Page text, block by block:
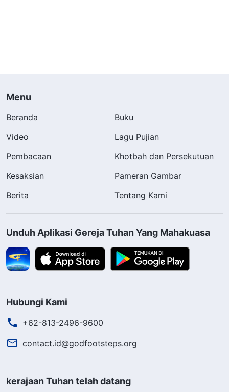
Menu
Beranda
Buku
Video
Lagu Pujian
Pembacaan
Khotbah dan Persekutuan
Kesaksian
Pameran Gambar
Berita
Tentang Kami
Unduh Aplikasi Gereja Tuhan Yang Mahakuasa
Hubungi Kami
+62-813-2496-9600
contact.id@godfootsteps.org
kerajaan Tuhan telah datang